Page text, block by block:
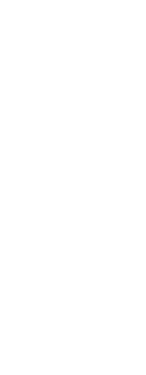
TUTUSTU
Tämä sivu
resursseista,